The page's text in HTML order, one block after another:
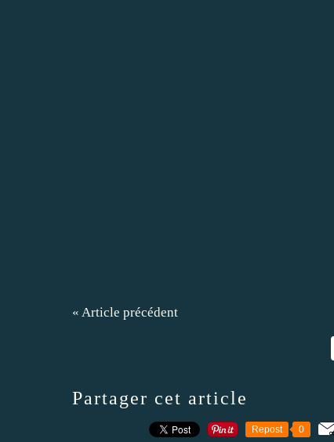
« Article précédent
Partager cet article
Repost 0